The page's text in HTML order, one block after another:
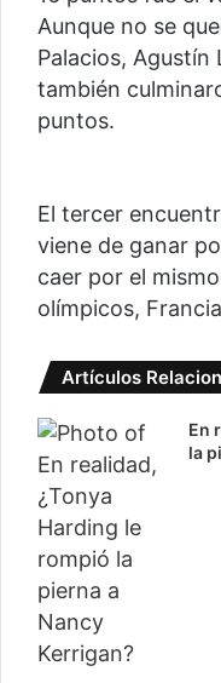
Aunque no se
Palacios, Agustín
también
puntos.
El tercer
viene de ganar
caer por el
olímpicos,
Artículos
En
la